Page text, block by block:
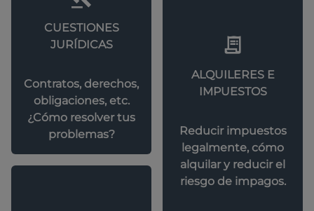
CUESTIONES
JURÍDICAS
Contratos, derechos,
obligaciones, etc.
¿Cómo resolver tus
problemas?
ALQUILERES E
IMPUESTOS
Reducir impuestos
legalmente, cómo
alquilar y reducir el
riesgo de impagos.